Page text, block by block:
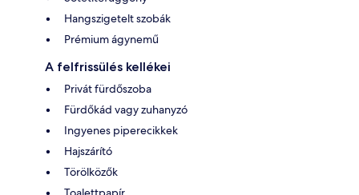
Hangszigetelt szobák
Prémium ágynemű
A felfrissülés kellékei
Privát fürdőszoba
Fürdőkád vagy zuhanyzó
Ingyenes piperecikkek
Hajszárító
Törölközők